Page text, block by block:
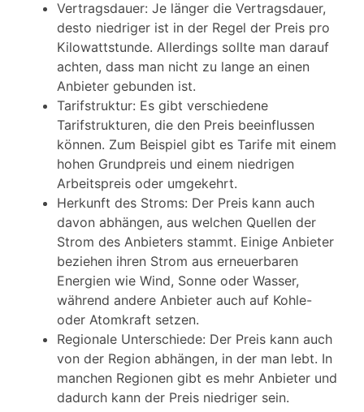
Vertragsdauer: Je länger die Vertragsdauer,
desto niedriger ist in der Regel der Preis pro
Kilowattstunde. Allerdings sollte man darauf
achten, dass man nicht zu lange an einen
Anbieter gebunden ist.
Tarifstruktur: Es gibt verschiedene
Tarifstrukturen, die den Preis beeinflussen
können. Zum Beispiel gibt es Tarife mit einem
hohen Grundpreis und einem niedrigen
Arbeitspreis oder umgekehrt.
Herkunft des Stroms: Der Preis kann auch
davon abhängen, aus welchen Quellen der
Strom des Anbieters stammt. Einige Anbieter
beziehen ihren Strom aus erneuerbaren
Energien wie Wind, Sonne oder Wasser,
während andere Anbieter auch auf Kohle-
oder Atomkraft setzen.
Regionale Unterschiede: Der Preis kann auch
von der Region abhängen, in der man lebt. In
manchen Regionen gibt es mehr Anbieter und
dadurch kann der Preis niedriger sein.